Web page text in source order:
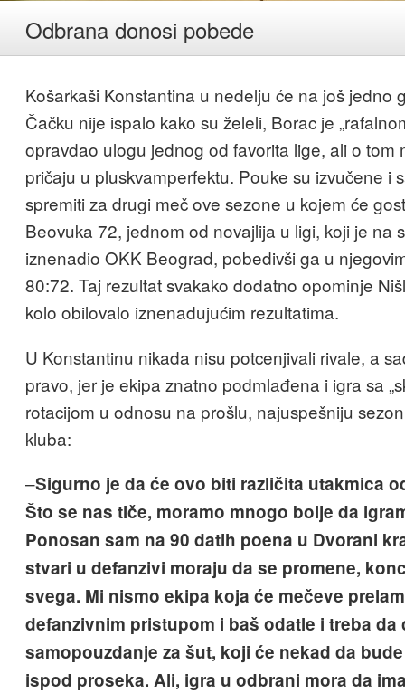
Odbrana donosi pobede
Košarkaši Konstantina u nedelju će na još jedno
Čačku nije ispalo kako su želeli, Borac je
opravdao ulogu jednog od favorita lige, ali o tom
pričaju u pluskvamperfektu. Pouke su izvučene i
spremiti za drugi meč ove sezone u kojem će
Beovuka 72, jednom od novajlija u ligi, koji je na
iznenadio OKK Beograd, pobedivši ga u
80:72. Taj rezultat svakako dodatno opominje
kolo obilovalo iznenađujućim rezultatima.
U Konstantinu nikada nisu potcenjivali rivale, a
pravo, jer je ekipa znatno podmlađena i igra sa
rotacijom u odnosu na prošlu, najuspešniju
kluba:
–Sigurno je da će ovo biti različita utakmica
Što se nas tiče, moramo mnogo bolje da
Ponosan sam na 90 datih poena u Dvorani
stvari u defanzivi moraju da se promene,
svega. Mi nismo ekipa koja će mečeve
defanzivnim pristupom i baš odatle i treba da
samopouzdanje za šut, koji će nekad da
ispod proseka. Ali, igra u odbrani mora da